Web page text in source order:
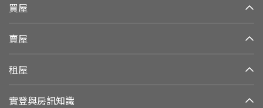
買屋
賣屋
租屋
實登與房訊知識